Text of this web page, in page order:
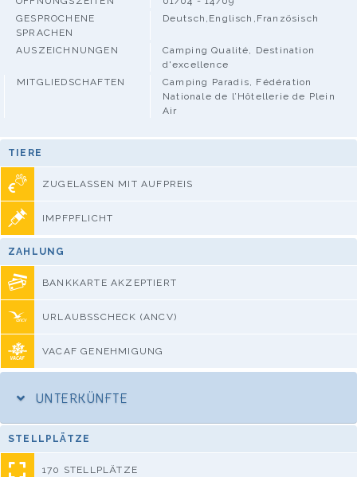
GESPROCHENE
SPRACHEN
Deutsch,Englisch,Französisch
AUSZEICHNUNGEN
Camping Qualité, Destination
d'excellence
MITGLIEDSCHAFTEN
Camping Paradis, Fédération
Nationale de l’Hôtellerie de Plein
Air
TIERE
ZUGELASSEN MIT AUFPREIS
IMPFPFLICHT
ZAHLUNG
BANKKARTE AKZEPTIERT
URLAUBSSCHECK (ANCV)
VACAF GENEHMIGUNG
UNTERKÜNFTE
STELLPLÄTZE
170 STELLPLÄTZE